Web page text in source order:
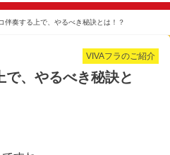
伴奏する上で、やるべき秘訣とは！？
VIVAフラのご紹介
で、やるべき秘訣と